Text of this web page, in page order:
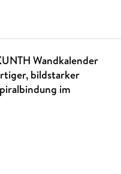
Wandkalender
bildstarker
im